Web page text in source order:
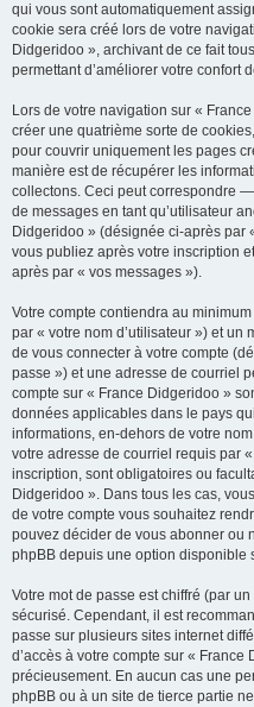
qui vous sont automatiquement
cookie sera créé lors de votre
Didgeridoo », archivant de ce fait
permettant d’améliorer votre confort
Lors de votre navigation sur «
créer une quatrième sorte de
pour couvrir uniquement les pages
manière est de récupérer les
collectons. Ceci peut correspondre
de messages en tant qu’utilisateur
Didgeridoo » (désignée ci-après par
vous publiez après votre inscription
après par « vos messages »).
Votre compte contiendra au
par « votre nom d’utilisateur ») et un
de vous connecter à votre compte
passe ») et une adresse de courriel
compte sur « France Didgeridoo »
données applicables dans le pays
informations, en-dehors de votre
votre adresse de courriel requis par
inscription, sont obligatoires ou
Didgeridoo ». Dans tous les cas,
de votre compte vous souhaitez
pouvez décider de vous abonner ou
phpBB depuis une option disponible
Votre mot de passe est chiffré (par
sécurisé. Cependant, il est
passe sur plusieurs sites internet
d’accès à votre compte sur «
précieusement. En aucun cas une
phpBB ou à un site de tierce partie